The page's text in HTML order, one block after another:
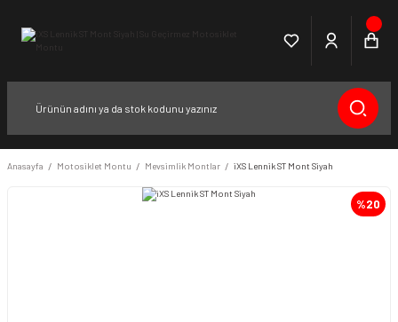
Anasayfa Motosiklet Montu Mevsimlik Montlar iXS Lennik ST Mont Siyah
%20